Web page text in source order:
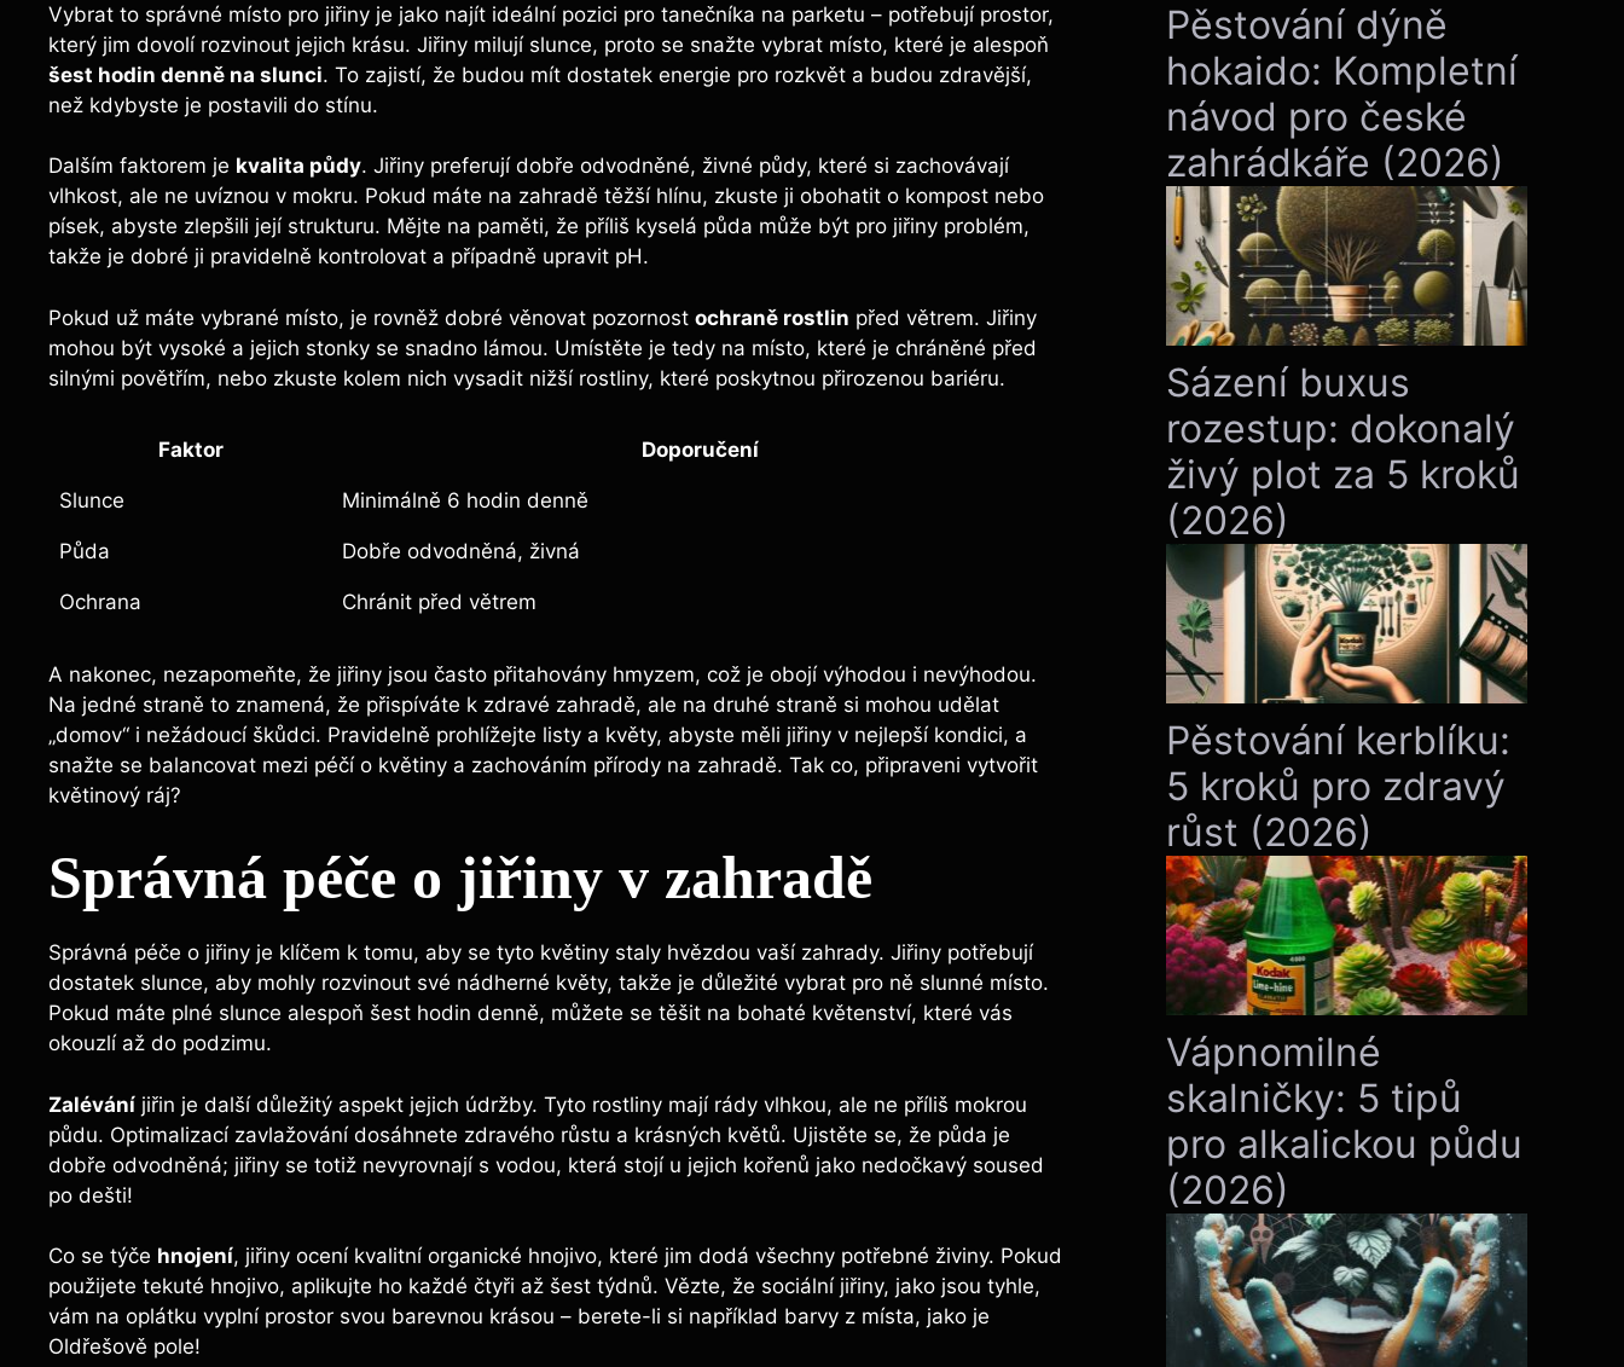
Vybrat to správné místo pro jiřiny je jako najít ideální pozici pro tanečníka na parketu – potřebují prostor,
který jim dovolí rozvinout jejich krásu. Jiřiny milují slunce, proto se snažte vybrat místo, které je alespoň
šest hodin denně na slunci. To zajistí, že budou mít dostatek energie pro rozkvět a budou zdravější,
než kdybyste je postavili do stínu.
Dalším faktorem je kvalita půdy. Jiřiny preferují dobře odvodněné, živné půdy, které si zachovávají
vlhkost, ale ne uvíznou v mokru. Pokud máte na zahradě těžší hlínu, zkuste ji obohatit o kompost nebo
písek, abyste zlepšili její strukturu. Mějte na paměti, že příliš kyselá půda může být pro jiřiny problém,
takže je dobré ji pravidelně kontrolovat a případně upravit pH.
Pokud už máte vybrané místo, je rovněž dobré věnovat pozornost ochraně rostlin před větrem. Jiřiny
mohou být vysoké a jejich stonky se snadno lámou. Umístěte je tedy na místo, které je chráněné před
silnými povětřím, nebo zkuste kolem nich vysadit nižší rostliny, které poskytnou přirozenou bariéru.
Faktor Doporučení
Slunce Minimálně 6 hodin denně
Půda Dobře odvodněná, živná
Ochrana Chránit před větrem
A nakonec, nezapomeňte, že jiřiny jsou často přitahovány hmyzem, což je obojí výhodou i nevýhodou.
Na jedné straně to znamená, že přispíváte k zdravé zahradě, ale na druhé straně si mohou udělat
„domov“ i nežádoucí škůdci. Pravidelně prohlížejte listy a květy, abyste měli jiřiny v nejlepší kondici, a
snažte se balancovat mezi péčí o květiny a zachováním přírody na zahradě. Tak co, připraveni vytvořit
květinový ráj?
Správná péče o jiřiny v zahradě
Správná péče o jiřiny je klíčem k tomu, aby se tyto květiny staly hvězdou vaší zahrady. Jiřiny potřebují
dostatek slunce, aby mohly rozvinout své nádherné květy, takže je důležité vybrat pro ně slunné místo.
Pokud máte plné slunce alespoň šest hodin denně, můžete se těšit na bohaté květenství, které vás
okouzlí až do podzimu.
Zalévání jiřin je další důležitý aspekt jejich údržby. Tyto rostliny mají rády vlhkou, ale ne příliš mokrou
půdu. Optimalizací zavlažování dosáhnete zdravého růstu a krásných květů. Ujistěte se, že půda je
dobře odvodněná; jiřiny se totiž nevyrovnají s vodou, která stojí u jejich kořenů jako nedočkavý soused
po dešti!
Co se týče hnojení, jiřiny ocení kvalitní organické hnojivo, které jim dodá všechny potřebné živiny. Pokud
použijete tekuté hnojivo, aplikujte ho každé čtyři až šest týdnů. Vězte, že sociální jiřiny, jako jsou tyhle,
vám na oplátku vyplní prostor svou barevnou krásou – berete-li si například barvy z místa, jako je
Oldřešově pole!
Pěstování dýně
hokaido: Kompletní
návod pro české
zahrádkáře (2026)
Sázení buxus
rozestup: dokonalý
živý plot za 5 kroků
(2026)
Pěstování kerblíku:
5 kroků pro zdravý
růst (2026)
Vápnomilné
skalničky: 5 tipů
pro alkalickou půdu
(2026)